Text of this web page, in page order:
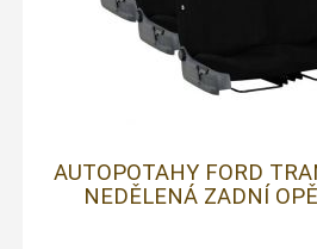
AUTOPOTAHY FORD
NEDĚLENÁ ZADNÍ